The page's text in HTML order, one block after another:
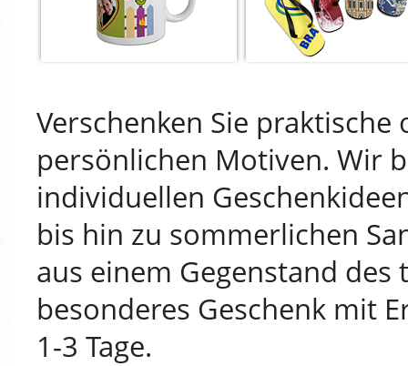
Verschenken Sie
persönlichen Motiven. Wir
individuellen
bis hin zu sommerlichen
aus einem Gegenstand des
besonderes Geschenk mit
1-3 Tage.